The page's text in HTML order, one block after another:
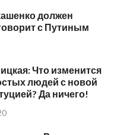
должен
с Путиным
Что изменится
людей с новой
Да ничего!